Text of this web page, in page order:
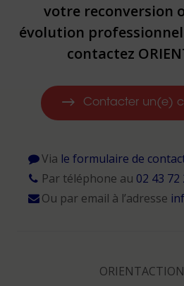
votre reconversion
évolution
contactez
Contacter un(e)
Via le formulaire de
Par téléphone au 02 43 72
Ou par email à l’adresse